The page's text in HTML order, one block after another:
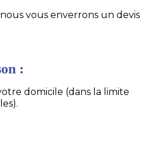
vous enverrons un devis
:
domicile (dans la limite